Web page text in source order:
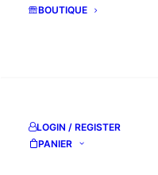
BOUTIQUE
LOGIN / REGISTER
PANIER
www.rnst-art.com